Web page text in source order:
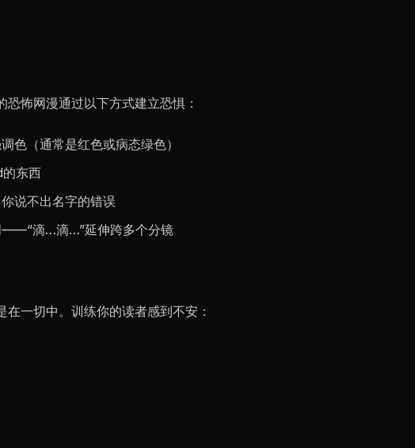
怖网漫通过以下方式建立恐惧：
色（通常是红色或病态绿色）
的东西
说不出名字的错误
——“滴…滴…”延伸跨多个分镜
一切中。训练你的读者感到不安：